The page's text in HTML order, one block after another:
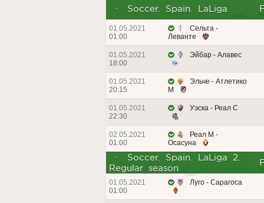
Soccer. Spain. LaLiga
01.05.2021
01:00
Сельта -
Леванте
01.05.2021
18:00
Эйбар - Алавес
01.05.2021
20:15
Эльче - Атлетико
М
01.05.2021
22:30
Уэска - Реал С
02.05.2021
01:00
Реал М -
Осасуна
Soccer. Spain. LaLiga 2.
Regular season
01.05.2021
01:00
Луго - Сарагоса